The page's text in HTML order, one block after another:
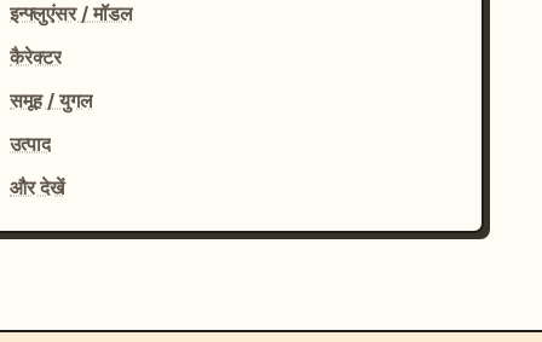
इन्फ्लुएंसर / मॉडल
कैरेक्टर
समूह / युगल
उत्पाद
और देखें